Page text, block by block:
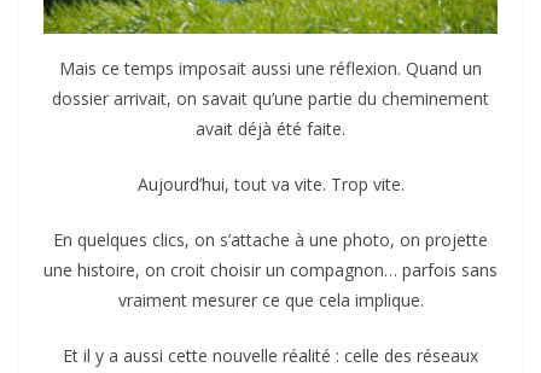
Mais ce temps imposait aussi une réflexion. Quand un
dossier arrivait, on savait qu’une partie du cheminement
avait déjà été faite.
Aujourd’hui, tout va vite. Trop vite.
En quelques clics, on s’attache à une photo, on projette
une histoire, on croit choisir un compagnon… parfois sans
vraiment mesurer ce que cela implique.
Et il y a aussi cette nouvelle réalité : celle des réseaux